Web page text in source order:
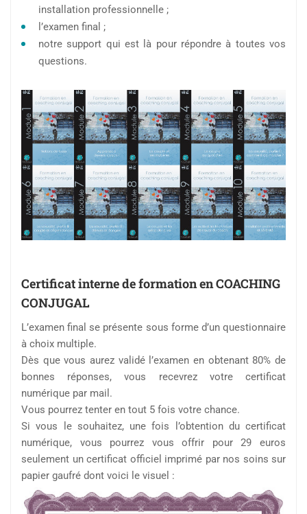
installation professionnelle ;
l’examen final ;
notre support qui est là pour répondre à toutes vos
questions.
Certificat interne de formation en COACHING
CONJUGAL
L’examen final se présente sous forme d’un questionnaire
à choix multiple.
Dès que vous aurez validé l’examen en obtenant 80% de
bonnes réponses, vous recevrez votre certificat
numérique par mail.
Vous pourrez tenter en tout 5 fois votre chance.
Si vous le souhaitez, une fois l’obtention du certificat
numérique, vous pourrez vous offrir pour 29 euros
seulement un certificat officiel imprimé par nos soins sur
papier gaufré dont voici le visuel :